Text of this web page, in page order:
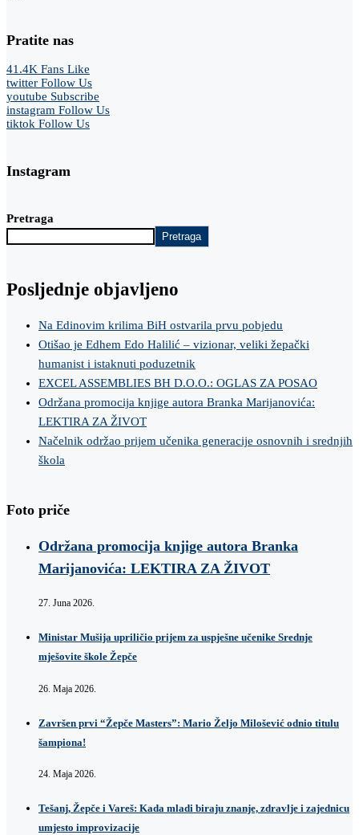
Pratite nas
41.4K Fans Like
twitter Follow Us
youtube Subscribe
instagram Follow Us
tiktok Follow Us
Instagram
Pretraga
Pretraga
Posljednje objavljeno
Na Edinovim krilima BiH ostvarila prvu pobjedu
Otišao je Edhem Edo Halilić – vizionar, veliki žepački
humanist i istaknuti poduzetnik
EXCEL ASSEMBLIES BH D.O.O.: OGLAS ZA POSAO
Održana promocija knjige autora Branka Marijanovića:
LEKTIRA ZA ŽIVOT
Načelnik održao prijem učenika generacije osnovnih i srednjih
škola
Foto priče
Održana promocija knjige autora Branka
Marijanovića: LEKTIRA ZA ŽIVOT
27. Juna 2026.
Ministar Mušija upriličio prijem za uspješne učenike Srednje
mješovite škole Žepče
26. Maja 2026.
Završen prvi “Žepče Masters”: Mario Željo Milošević odnio titulu
šampiona!
24. Maja 2026.
Tešanj, Žepče i Vareš: Kada mladi biraju znanje, zdravlje i zajednicu
umjesto improvizacije